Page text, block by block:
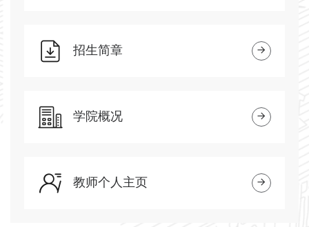
招生简章
学院概况
教师个人主页